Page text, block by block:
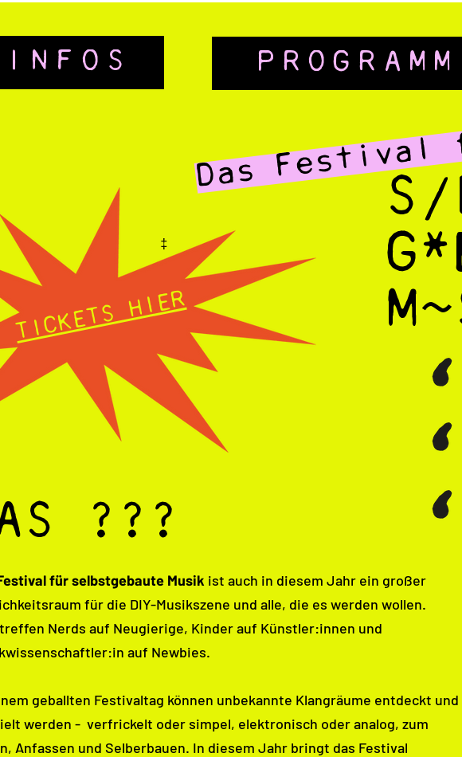
INFOS PROGRAMM
S/
Das
???
für selbstgebaute Musik ist auch in diesem Jahr ein großer
für die DIY-Musikszene und alle, die es werden wollen.
Nerds auf Neugierige, Kinder auf Künstler:innen und
auf Newbies.
geballten Festivaltag können unbekannte Klangräume entdeckt und
werden - verfrickelt oder simpel, elektronisch oder analog, zum
Anfassen und Selberbauen. In diesem Jahr bringt das Festival
‡
TICKETS HIER